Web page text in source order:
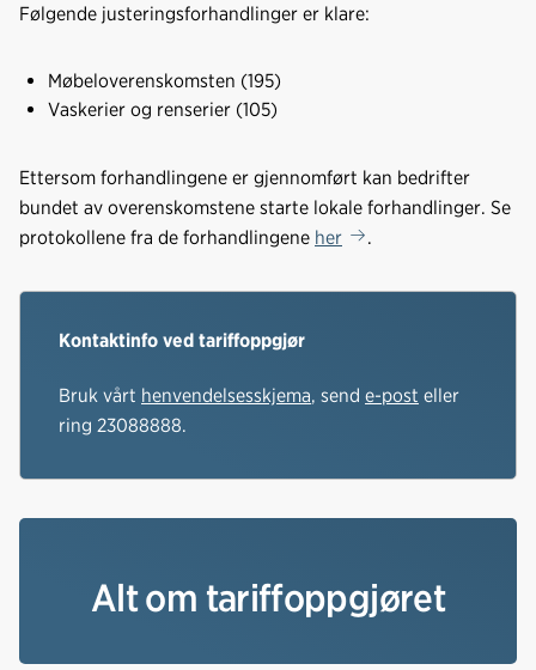
Følgende justeringsforhandlinger er klare:
Møbeloverenskomsten (195)
Vaskerier og renserier (105)
Ettersom forhandlingene er gjennomført kan bedrifter
bundet av overenskomstene starte lokale forhandlinger. Se
protokollene fra de forhandlingene her .
Kontaktinfo ved tariffoppgjør
Bruk vårt henvendelsesskjema, send e-post eller
ring 23088888.
Alt om tariffoppgjøret